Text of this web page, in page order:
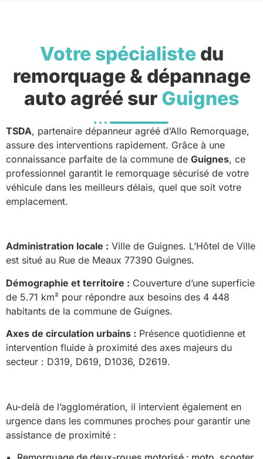
Votre spécialistedu
remorquage & dépannage
auto agréé sur Guignes
TSDA, partenaire dépanneur agréé d’Allo Remorquage,
assure des interventions rapidement. Grâce à une
connaissance parfaite de la commune de Guignes, ce
professionnel garantit le remorquage sécurisé de votre
véhicule dans les meilleurs délais, quel que soit votre
emplacement.
Administration locale : Ville de Guignes. L’Hôtel de Ville
est situé au Rue de Meaux 77390 Guignes.
Démographie et territoire : Couverture d’une superficie
de 5.71 km² pour répondre aux besoins des 4 448
habitants de la commune de Guignes.
Axes de circulation urbains : Présence quotidienne et
intervention fluide à proximité des axes majeurs du
secteur : D319, D619, D1036, D2619.
Au-delà de l’agglomération, il intervient également en
urgence dans les communes proches pour garantir une
assistance de proximité :